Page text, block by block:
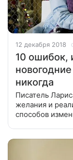
12 декабря 2018
10 ошибок,
никогда
Писатель
желания и
способов